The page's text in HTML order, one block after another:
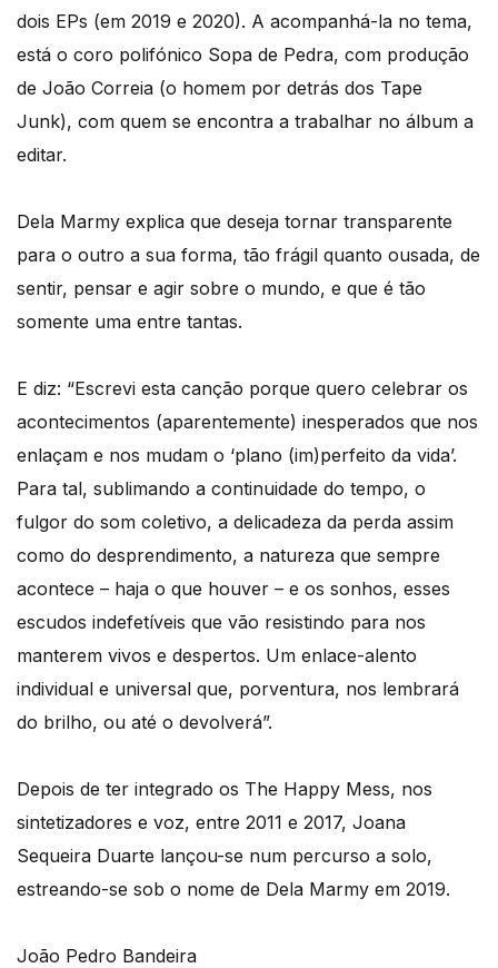
dois EPs (em 2019 e 2020). A acompanhá-la no tema,
está o coro polifónico Sopa de Pedra, com produção
de João Correia (o homem por detrás dos Tape
Junk), com quem se encontra a trabalhar no álbum a
editar.
Dela Marmy explica que deseja tornar transparente
para o outro a sua forma, tão frágil quanto ousada, de
sentir, pensar e agir sobre o mundo, e que é tão
somente uma entre tantas.
E diz: “Escrevi esta canção porque quero celebrar os
acontecimentos (aparentemente) inesperados que nos
enlaçam e nos mudam o ‘plano (im)perfeito da vida’.
Para tal, sublimando a continuidade do tempo, o
fulgor do som coletivo, a delicadeza da perda assim
como do desprendimento, a natureza que sempre
acontece – haja o que houver – e os sonhos, esses
escudos indefetíveis que vão resistindo para nos
manterem vivos e despertos. Um enlace-alento
individual e universal que, porventura, nos lembrará
do brilho, ou até o devolverá”.
Depois de ter integrado os The Happy Mess, nos
sintetizadores e voz, entre 2011 e 2017, Joana
Sequeira Duarte lançou-se num percurso a solo,
estreando-se sob o nome de Dela Marmy em 2019.
João Pedro Bandeira